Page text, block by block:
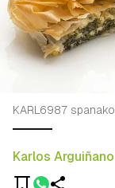
Karlos Arguiñano
KARL6987